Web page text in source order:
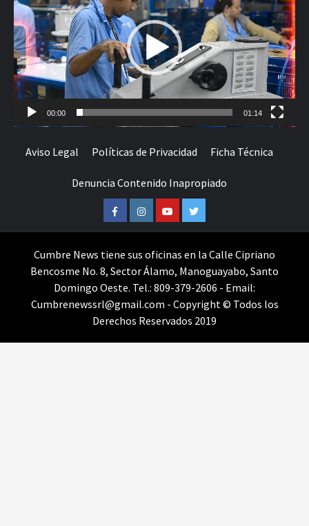
vídeo
00:00 01:14
Aviso Legal Políticas de Privacidad Ficha Técnica
Denuncia Contenido Inapropiado
FacebookInstagramYoutubeTwitter
Cumbre News tiene sus oficinas en la Calle Cipriano
Bencosme No. 8, Sector Álamo, Manoguayabo, Santo
Domingo Oeste. Tel.: 809-379-2606 - Email:
Cumbrenewssrl@gmail.com - Copyright © Todos los
Derechos Reservados 2019